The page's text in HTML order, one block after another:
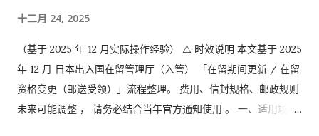
十二月 24, 2025
（基于 2025 年 12 月实际操作经验） ⚠️ 时效说明 本文基于 2025
年 12 月 日本出入国在留管理厅（入管） 「在留期间更新 / 在留
资格变更（邮送受领）」流程整理。 费用、信封规格、邮政规则
未来可能调整 ， 请务必结合当年官方通知使用 。 一、适用场景